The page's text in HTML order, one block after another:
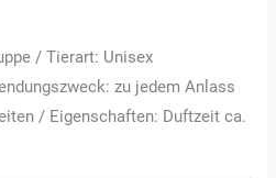
/ Tierart: Unisex
zu jedem Anlass
/ Eigenschaften: Duftzeit ca.